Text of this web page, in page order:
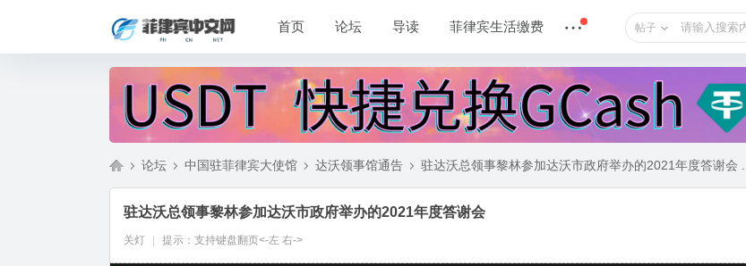
首页 论坛 导读 菲律宾生活缴费 帖子
»
论坛
›
中国驻菲律宾大使馆 达沃领事馆通告 驻达沃总领事黎林参加达沃市政府举办的2021年度答谢会 ...
驻达沃总领事黎林参加达沃市政府举办的2021年度答谢会
关灯
提示：支持键盘翻页<-左 右->